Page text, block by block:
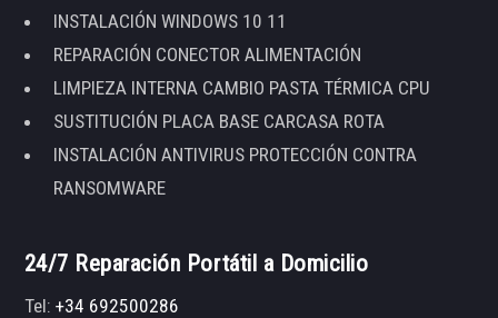
INSTALACIÓN WINDOWS 10 11
REPARACIÓN CONECTOR ALIMENTACIÓN
LIMPIEZA INTERNA CAMBIO PASTA TÉRMICA CPU
SUSTITUCIÓN PLACA BASE CARCASA ROTA
INSTALACIÓN ANTIVIRUS PROTECCIÓN CONTRA
RANSOMWARE
24/7 Reparación Portátil a Domicilio
Tel:+34 692500286